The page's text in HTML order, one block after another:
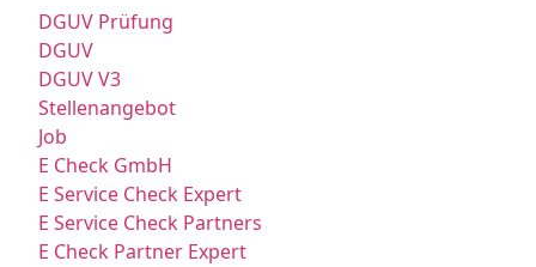
DGUV Prüfung
DGUV
DGUV V3
Stellenangebot
Job
E Check GmbH
E Service Check Expert
E Service Check Partners
E Check Partner Expert